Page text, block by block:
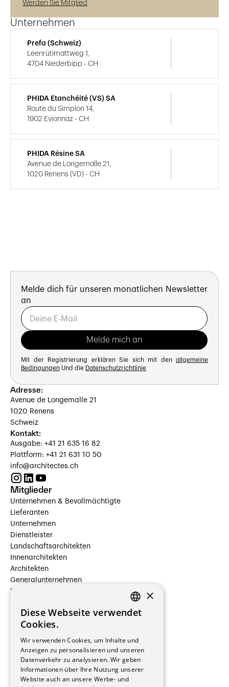
Werden Sie Mitglied
Unternehmen
Prefa (Schweiz)
Leenrütimattweg 1,
4704 Niederbipp - CH
PHIDA Etanchéité (VS) SA
Route du Simplon 14,
1902 Evionnaz - CH
PHIDA Résine SA
Avenue de Longemalle 21,
1020 Renens (VD) - CH
Melde dich für unseren monatlichen Newsletter
an
Mit der Registrierung erklären Sie sich mit den allgemeine
Bedingungen Und die Datenschutzrichtlinie
Adresse:
Avenue de Longemalle 21
1020 Renens
Schweiz
Kontakt:
Ausgabe: +41 21 635 16 82
Plattform: +41 21 631 10 50
info@architectes.ch
Mitglieder
Unternehmen & Bevollmächtigte
Lieferanten
Unternehmen
Dienstleister
Landschaftsarchitekten
Innenarchitekten
Architekten
Generalunternehmen
Beauftragte Unternehmen
Hersteller/Lieferanten
Bauherrschaften
Stockwerkeigentum
Reportagen
Wohnungen
Renovierungen
FRENCH
×
Diese Webseite verwendet
Cookies.
Wir verwenden Cookies, um Inhalte und
Anzeigen zu personalisieren und unseren
Datenverkehr zu analysieren. Wir geben
Informationen über Ihre Nutzung unserer
Website auch an unsere Werbe- und